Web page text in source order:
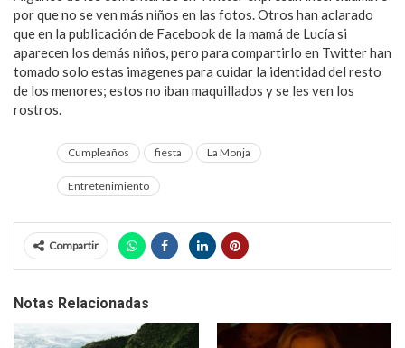
por que no se ven más niños en las fotos. Otros han aclarado
que en la publicación de Facebook de la mamá de Lucía si
aparecen los demás niños, pero para compartirlo en Twitter han
tomado solo estas imagenes para cuidar la identidad del resto
de los menores; estos no iban maquillados y se les ven los
rostros.
Cumpleaños fiesta La Monja
Entretenimiento
Compartir
Notas Relacionadas